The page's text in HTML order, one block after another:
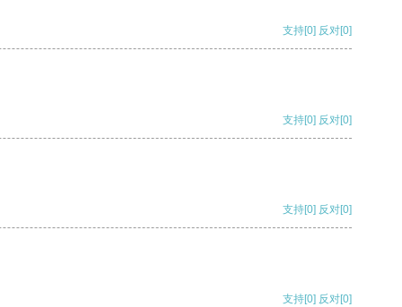
支持[0] 反对[0]
支持[0] 反对[0]
支持[0] 反对[0]
支持[0] 反对[0]